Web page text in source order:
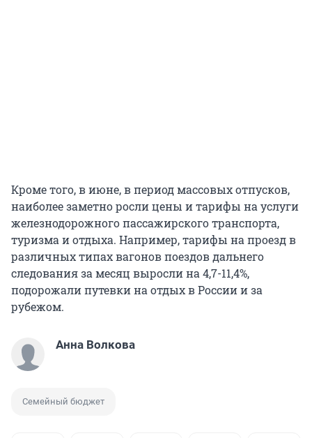
Кроме того, в июне, в период массовых отпусков,
наиболее заметно росли цены и тарифы на услуги
железнодорожного пассажирского транспорта,
туризма и отдыха. Например, тарифы на проезд в
различных типах вагонов поездов дальнего
следования за месяц выросли на 4,7-11,4%,
подорожали путевки на отдых в России и за
рубежом.
Анна Волкова
Семейный бюджет